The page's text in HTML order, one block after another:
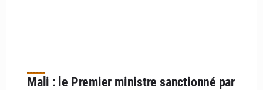
Mali : le Premier ministre sanctionné par